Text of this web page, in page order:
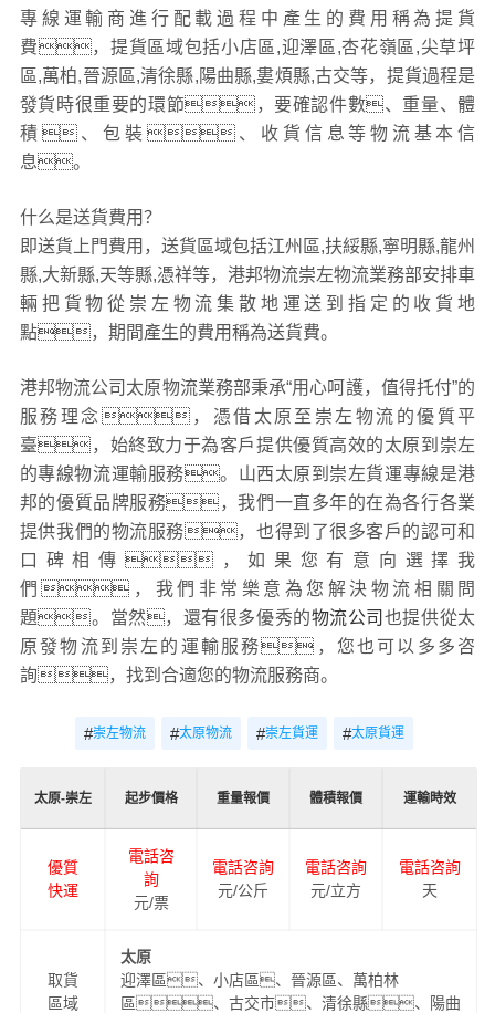
專線運輸商進行配載過程中產生的費用稱為提貨
費，提貨區域包括小店區,迎澤區,杏花嶺區,尖草坪
區,萬柏,晉源區,清徐縣,陽曲縣,婁煩縣,古交等，提貨過程是
發貨時很重要的環節，要確認件數、重量、體
積、包裝、收貨信息等物流基本信
息。
什么是送貨費用？
即送貨上門費用，送貨區域包括江州區,扶綏縣,寧明縣,龍州
縣,大新縣,天等縣,憑祥等，港邦物流崇左物流業務部安排車
輛把貨物從崇左物流集散地運送到指定的收貨地
點，期間產生的費用稱為送貨費。
港邦物流公司太原物流業務部秉承“用心呵護，值得托付”的
服務理念，憑借太原至崇左物流的優質平
臺，始終致力于為客戶提供優質高效的太原到崇左
的專線物流運輸服務。山西太原到崇左貨運專線是港
邦的優質品牌服務，我們一直多年的在為各行各業
提供我們的物流服務，也得到了很多客戶的認可和
口碑相傳，如果您有意向選擇我
們，我們非常樂意為您解決物流相關問
題。當然，還有很多優秀的物流公司 也提供從太
原發物流到崇左的運輸服務，您也可以多多咨
詢，找到合適您的物流服務商。
#崇左物流 #太原物流 #崇左貨運 #太原貨運
太原-崇左 起步價格 重量報價 體積報價 運輸時效
優質
快運
電話咨
詢
元/票
電話咨詢
元/公斤
電話咨詢
元/立方
電話咨詢
天
取貨
區域
太原
迎澤區、小店區、晉源區、萬柏林
區、古交市、清徐縣、陽曲